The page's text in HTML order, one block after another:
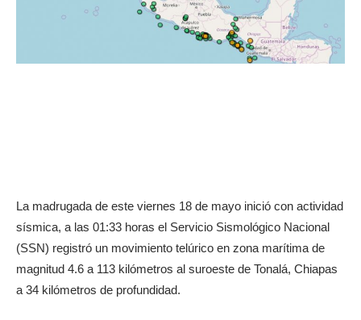
La madrugada de este viernes 18 de mayo inició con actividad
sísmica, a las 01:33 horas el Servicio Sismológico Nacional
(SSN) registró un movimiento telúrico en zona marítima de
magnitud 4.6 a 113 kilómetros al suroeste de Tonalá, Chiapas
a 34 kilómetros de profundidad.